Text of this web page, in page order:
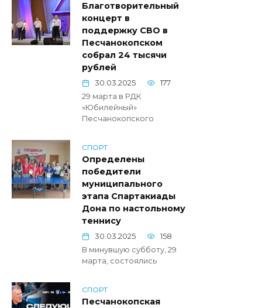
Благотворительный
концерт в
поддержку СВО в
Песчанокопском
собрал 24 тысячи
рублей
30.03.2025
177
29 марта в РДК
«Юбилейный»
Песчанокопского
СПОРТ
Определены
победители
муниципального
этапа Спартакиады
Дона по настольному
теннису
30.03.2025
158
В минувшую субботу, 29
марта, состоялись
СПОРТ
Песчанокопская